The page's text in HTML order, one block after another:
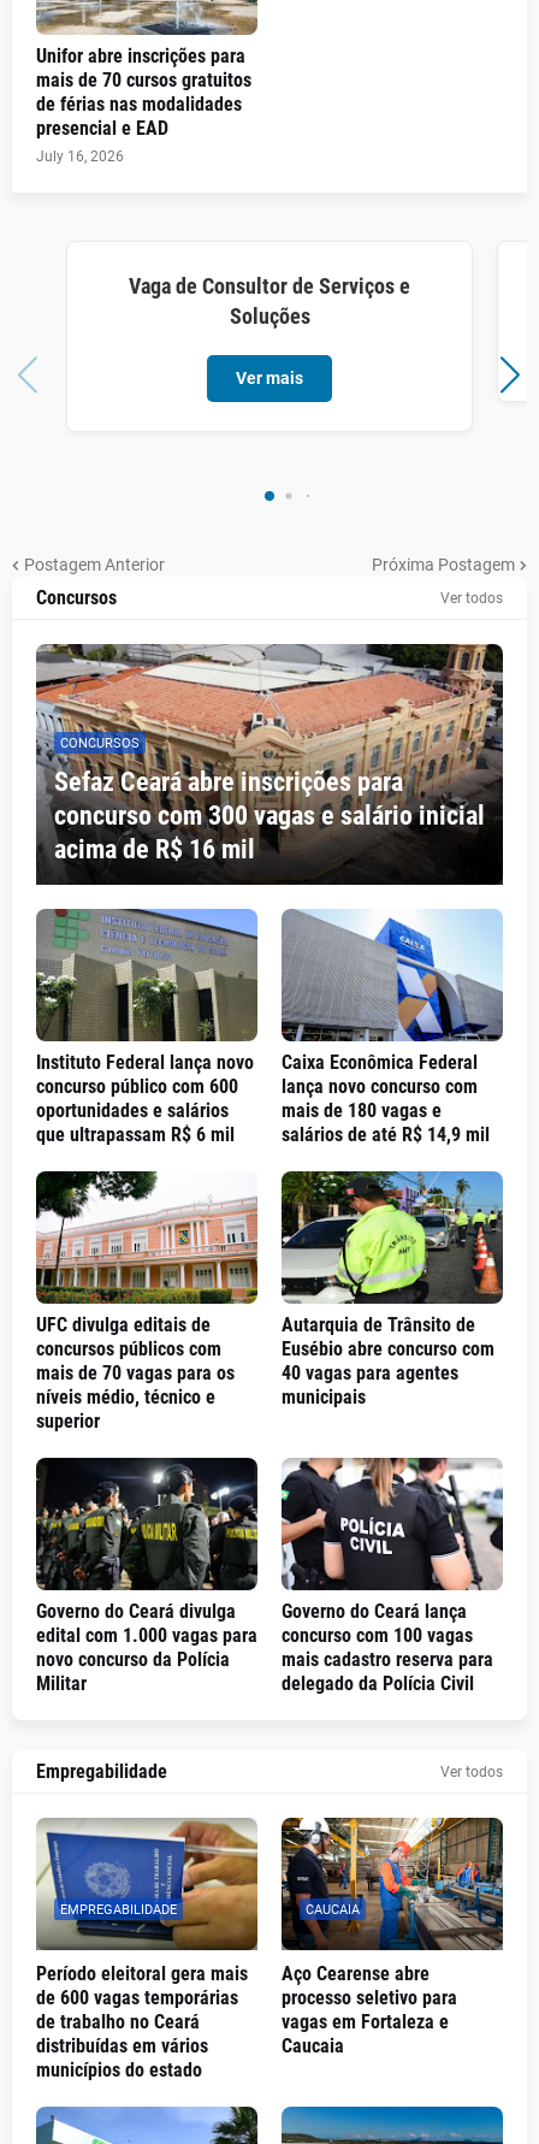
Unifor abre inscrições para
mais de 70 cursos gratuitos
de férias nas modalidades
presencial e EAD
July 16, 2026
Vaga de Consultor de Serviços e
Soluções
Ver mais
Postagem Anterior Próxima Postagem
Concursos Ver todos
CONCURSOS
Sefaz Ceará abre inscrições para
concurso com 300 vagas e salário inicial
acima de R$ 16 mil
Instituto Federal lança novo
concurso público com 600
oportunidades e salários
que ultrapassam R$ 6 mil
Caixa Econômica Federal
lança novo concurso com
mais de 180 vagas e
salários de até R$ 14,9 mil
UFC divulga editais de
concursos públicos com
mais de 70 vagas para os
níveis médio, técnico e
superior
Autarquia de Trânsito de
Eusébio abre concurso com
40 vagas para agentes
municipais
Governo do Ceará divulga
edital com 1.000 vagas para
novo concurso da Polícia
Militar
Governo do Ceará lança
concurso com 100 vagas
mais cadastro reserva para
delegado da Polícia Civil
Empregabilidade Ver todos
EMPREGABILIDADE
Período eleitoral gera mais
de 600 vagas temporárias
de trabalho no Ceará
distribuídas em vários
municípios do estado
CAUCAIA
Aço Cearense abre
processo seletivo para
vagas em Fortaleza e
Caucaia